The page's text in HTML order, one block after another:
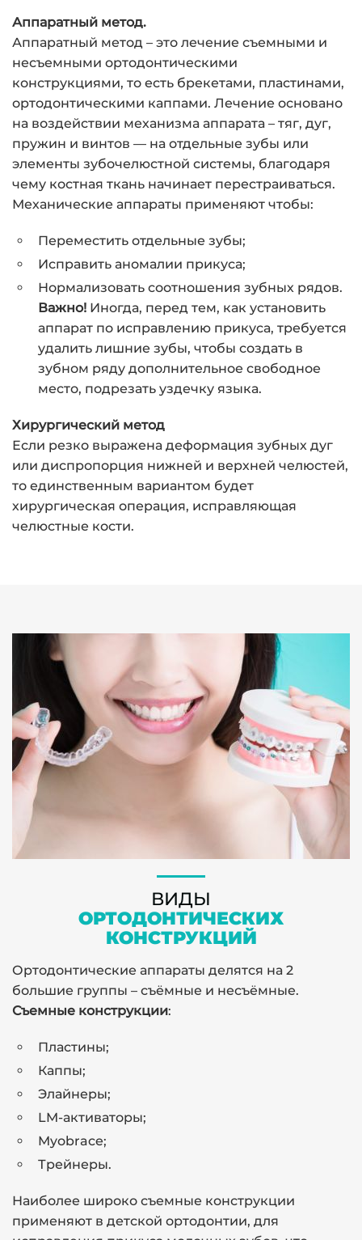
Аппаратный метод.
Аппаратный метод – это лечение съемными и
несъемными ортодонтическими
конструкциями, то есть брекетами, пластинами,
ортодонтическими каппами. Лечение основано
на воздействии механизма аппарата – тяг, дуг,
пружин и винтов — на отдельные зубы или
элементы зубочелюстной системы, благодаря
чему костная ткань начинает перестраиваться.
Механические аппараты применяют чтобы:
Переместить отдельные зубы;
Исправить аномалии прикуса;
Нормализовать соотношения зубных рядов.
Важно! Иногда, перед тем, как установить
аппарат по исправлению прикуса, требуется
удалить лишние зубы, чтобы создать в
зубном ряду дополнительное свободное
место, подрезать уздечку языка.
Хирургический метод
Если резко выражена деформация зубных дуг
или диспропорция нижней и верхней челюстей,
то единственным вариантом будет
хирургическая операция, исправляющая
челюстные кости.
ВИДЫ
ОРТОДОНТИЧЕСКИХ
КОНСТРУКЦИЙ
Ортодонтические аппараты делятся на 2
большие группы – съёмные и несъёмные.
Съемные конструкции:
Пластины;
Каппы;
Элайнеры;
LM-активаторы;
Myobrace;
Трейнеры.
Наиболее широко съемные конструкции
применяют в детской ортодонтии, для